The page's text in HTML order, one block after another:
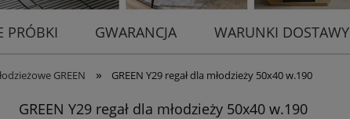
PRÓBKI GWARANCJA WARUNKI DOSTAWY
GREEN » GREEN Y29 regał dla młodzieży 50x40 w.190
GREEN Y29 regał dla młodzieży 50x40 w.190